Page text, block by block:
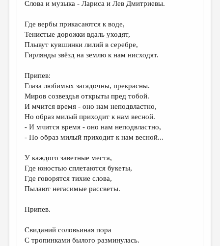
НОВОСТИ
ПРАВИЛА САЙТА
ОТДЕЛЫ И РУБРИКИ
ИЗБРАННОЕ
ДАЙДЖЕСТ
ПРОИЗВЕДЕНИЯ
ПЕРЕВОДЫ
КОНКУРСЫ
КНИЖНАЯ ПОЛКА
ОБЗОР ЛИТЕРАТУРЫ
ОБЪЯВЛЕНИЯ
КОЛОНКА РЕДАКТОРА
Слова и музыка - Лариса и Лев Дмитриевы.
Где вербы прикасаются к воде,
Тенистые дорожки вдаль уходят,
Плывут кувшинки лилий в серебре,
Гирлянды звёзд на землю к нам нисходят.
Припев:
Глаза любимых загадочны, прекрасны.
Миров созвездья открыты пред тобой.
И мчится время - оно нам неподвластно,
Но образ милый приходит к нам весной.
- И мчится время - оно нам неподвластно,
- Но образ милый приходит к нам весной...
У каждого заветные места,
Где юностью сплетаются букеты,
Где говорятся тихие слова,
Пылают негасимые рассветы.
Припев.
Свиданий соловьиная пора
С тропинками былого разминулась.